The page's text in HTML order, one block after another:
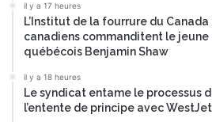
il y a 17 heures
L’Institut de la fourrure du
canadiens commanditent le
québécois Benjamin Shaw
il y a 18 heures
Le syndicat entame le processus
l’entente de principe avec WestJet